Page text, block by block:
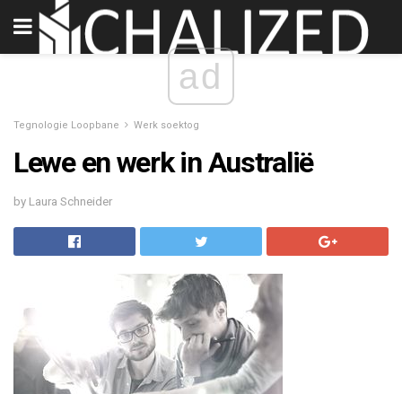
ad
Tegnologie Loopbane Werk soektog
Lewe en werk in Australië
by Laura Schneider